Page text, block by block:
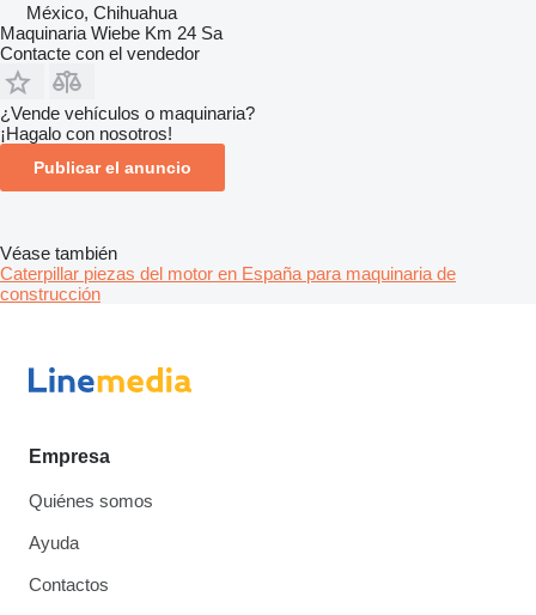
México, Chihuahua
Maquinaria Wiebe Km 24 Sa
Contacte con el vendedor
¿Vende vehículos o maquinaria?
¡Hagalo con nosotros!
Publicar el anuncio
Véase también
Caterpillar piezas del motor en España para maquinaria de
construcción
Empresa
Quiénes somos
Ayuda
Contactos